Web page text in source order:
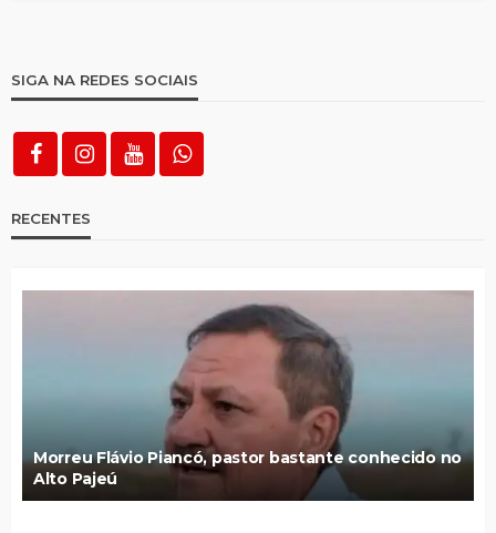
SIGA NA REDES SOCIAIS
RECENTES
Morreu Flávio Piancó, pastor bastante conhecido no
Alto Pajeú